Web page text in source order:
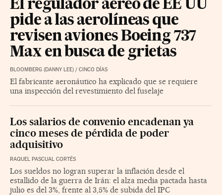
El regulador aéreo de EE UU
pide a las aerolíneas que
revisen aviones Boeing 737
Max en busca de grietas
BLOOMBERG (DANNY LEE) / CINCO DÍAS
El fabricante aeronáutico ha explicado que se requiere
una inspección del revestimiento del fuselaje
Los salarios de convenio encadenan ya
cinco meses de pérdida de poder
adquisitivo
RAQUEL PASCUAL CORTÉS
Los sueldos no logran superar la inflación desde el
estallido de la guerra de Irán: el alza media pactada hasta
julio es del 3%, frente al 3,5% de subida del IPC